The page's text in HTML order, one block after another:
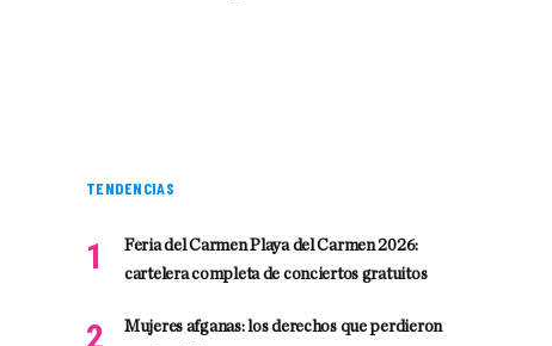
TENDENCIAS
Feria del Carmen Playa del Carmen 2026:
cartelera completa de conciertos gratuitos
Mujeres afganas: los derechos que perdieron